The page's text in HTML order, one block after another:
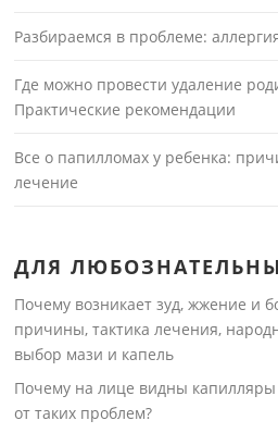
Разбираемся в проблеме:
Где можно провести удаление
Практические рекомендации
Все о папилломах у ребенка:
лечение
ДЛЯ
Почему возникает зуд, жжение и
причины, тактика лечения,
выбор мази и капель
Почему на лице видны капилляры
от таких проблем?